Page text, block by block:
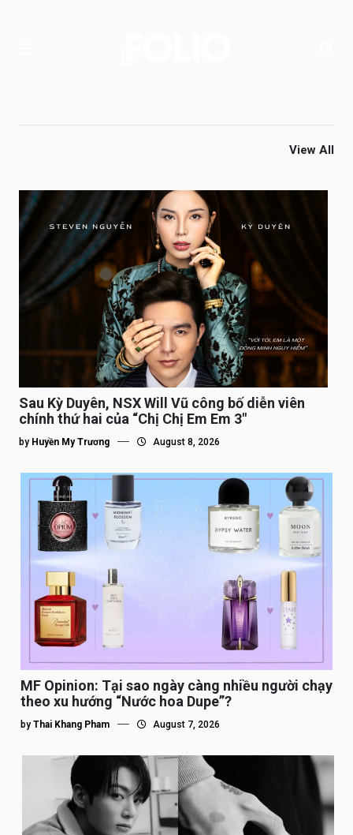
View All
Sau Kỳ Duyên, NSX Will Vũ công bố diễn viên
chính thứ hai của “Chị Chị Em Em 3″
by Huyền My Trương August 8, 2026
MF Opinion: Tại sao ngày càng nhiều người chạy
theo xu hướng “Nước hoa Dupe”?
by Thai Khang Pham August 7, 2026